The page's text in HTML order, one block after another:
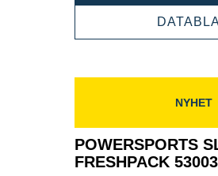
NYHET
POWERSPORTS
FRESHPACK